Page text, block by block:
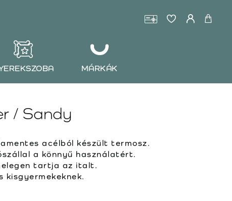
MÁRKÁK
/ Sandy
acélból készült termosz.
a könnyű használatért.
tartja az italt.
kisgyermekeknek.